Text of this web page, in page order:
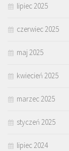
lipiec 2025
czerwiec 2025
maj 2025
kwiecień 2025
marzec 2025
styczeń 2025
lipiec 2024